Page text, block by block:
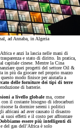
ad Annaba, in Algeria
e anzi la lascia nelle mani di
e stato di diritto. In pratica,
capitale cinese. Mentre la Cina
quei progetti del settore Oil &
in più da giocare nel proprio mazzo
modo finisce per aiutarla a
delle forniture dei tipi di terre
di batterie.
a livello globalema, come
con il costante bisogno di idrocarburi
fa dormire sereni i politici
africani ad aver causato il disastro
suoi effetti e il costo per affrontare
essere più intelligenti di
del gas dell’Africa è solo